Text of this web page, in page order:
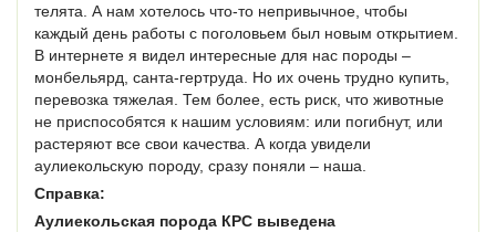
телята. А нам хотелось что-то непривычное, чтобы
каждый день работы с поголовьем был новым открытием.
В интернете я видел интересные для нас породы –
монбельярд, санта-гертруда. Но их очень трудно купить,
перевозка тяжелая. Тем более, есть риск, что животные
не приспособятся к нашим условиям: или погибнут, или
растеряют все свои качества. А когда увидели
аулиекольскую породу, сразу поняли – наша.
Справка:
Аулиекольская порода КРС выведена